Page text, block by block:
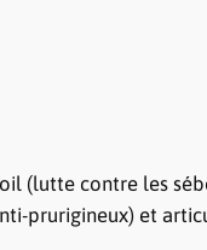
(lutte contre les
prurigineux) et